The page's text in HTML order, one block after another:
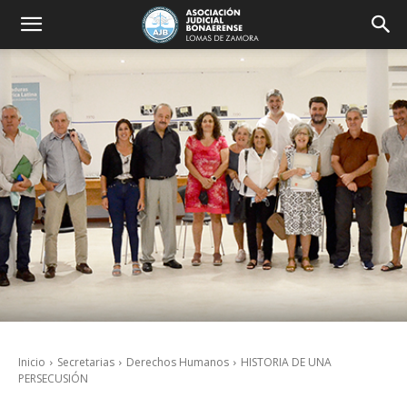
Inicio Secretarias Derechos Humanos
HISTORIA DE UNA
PERSECUSIÓN